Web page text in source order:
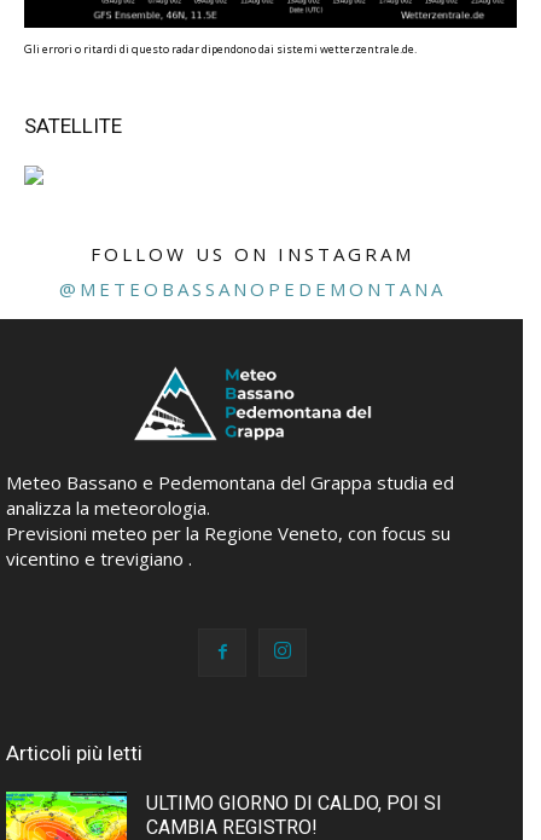
Gli errori o ritardi di questo radar dipendono dai sistemi wetterzentrale.de.
SATELLITE
FOLLOW US ON INSTAGRAM
@METEOBASSANOPEDEMONTANA
Meteo Bassano e Pedemontana del Grappa studia ed
analizza la meteorologia.
Previsioni meteo per la Regione Veneto, con focus su
vicentino e trevigiano .
Articoli più letti
ULTIMO GIORNO DI CALDO, POI SI
CAMBIA REGISTRO!